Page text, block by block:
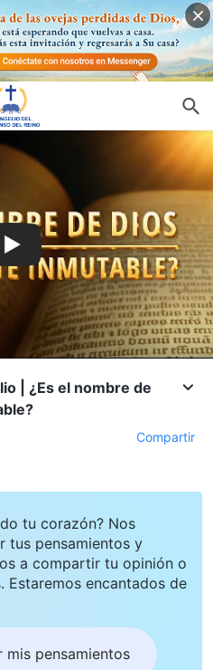
| ¿Es el nombre de
Compartir
tu corazón? Nos
tus pensamientos y
a compartir tu opinión o
Estaremos encantados de
mis pensamientos